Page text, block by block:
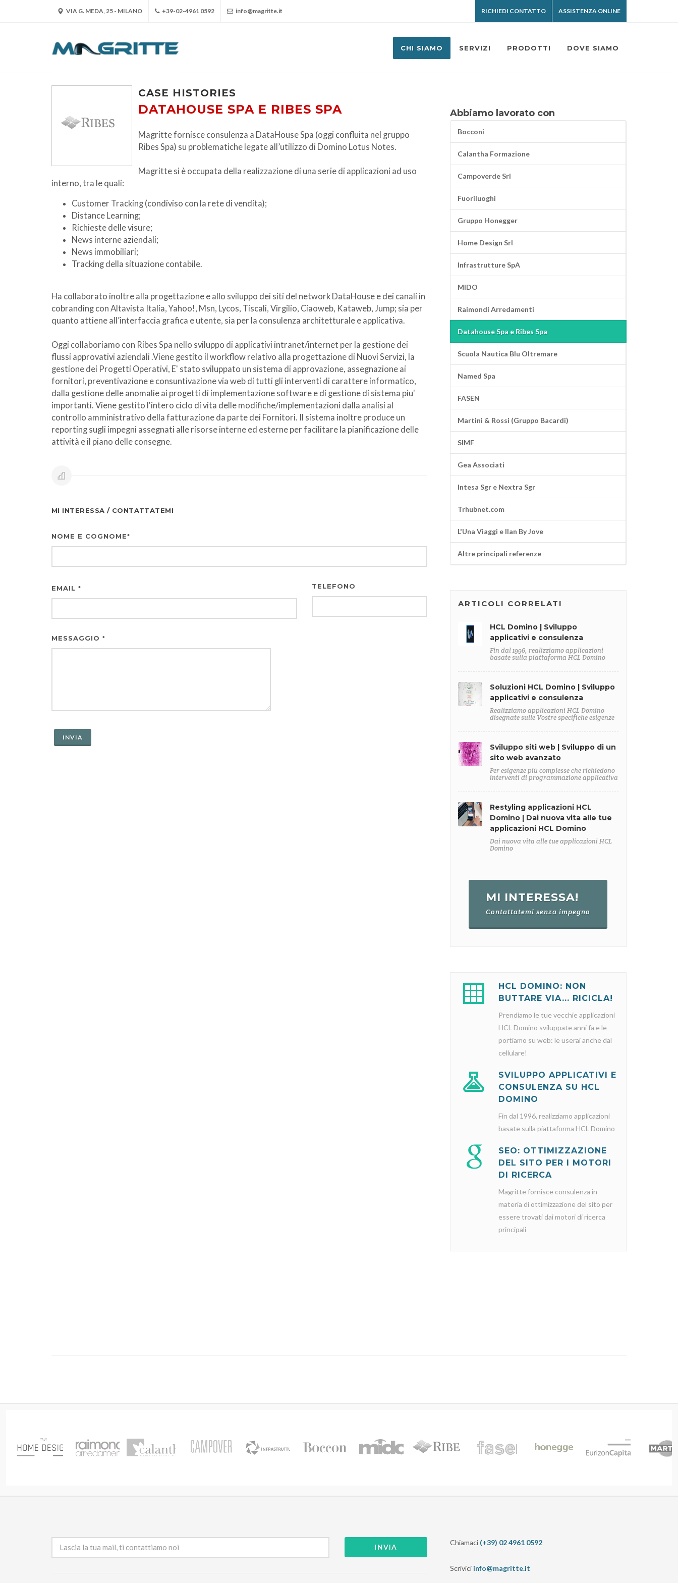
VIA G. MEDA, 25 - MILANO +39-02-4961 0592 info@magritte.it RICHIEDI CONTATTO ASSISTENZA ONLINE
CHI SIAMO SERVIZI PRODOTTI DOVE SIAMO
CASE HISTORIES
DATAHOUSE SPA E RIBES SPA
Magritte fornisce consulenza a DataHouse Spa (oggi confluita nel gruppo
Ribes Spa) su problematiche legate all’utilizzo di Domino Lotus Notes.
Magritte si è occupata della realizzazione di una serie di applicazioni ad uso
interno, tra le quali:
Customer Tracking (condiviso con la rete di vendita);
Distance Learning;
Richieste delle visure;
News interne aziendali;
News immobiliari;
Tracking della situazione contabile.
Ha collaborato inoltre alla progettazione e allo sviluppo dei siti del network DataHouse e dei canali in
cobranding con Altavista Italia, Yahoo!, Msn, Lycos, Tiscali, Virgilio, Ciaoweb, Kataweb, Jump; sia per
quanto attiene all’interfaccia grafica e utente, sia per la consulenza architetturale e applicativa.
Oggi collaboriamo con Ribes Spa nello sviluppo di applicativi intranet/internet per la gestione dei
flussi approvativi aziendali .Viene gestito il workflow relativo alla progettazione di Nuovi Servizi, la
gestione dei Progetti Operativi, E' stato sviluppato un sistema di approvazione, assegnazione ai
fornitori, preventivazione e consuntivazione via web di tutti gli interventi di carattere informatico,
dalla gestione delle anomalie ai progetti di implementazione software e di gestione di sistema piu'
importanti. Viene gestito l'intero ciclo di vita delle modifiche/implementazioni dalla analisi al
controllo amministrativo della fatturazione da parte dei Fornitori. Il sistema inoltre produce un
reporting sugli impegni assegnati alle risorse interne ed esterne per facilitare la pianificazione delle
attività e il piano delle consegne.
MI INTERESSA / CONTATTATEMI
NOME E COGNOME*
EMAIL * TELEFONO
MESSAGGIO *
Abbiamo lavorato con
Bocconi
Calantha Formazione
Campoverde Srl
Fuoriluoghi
Gruppo Honegger
Home Design Srl
Infrastrutture SpA
MIDO
Raimondi Arredamenti
Datahouse Spa e Ribes Spa
Scuola Nautica Blu Oltremare
Named Spa
FASEN
Martini & Rossi (Gruppo Bacardi)
SIMF
Gea Associati
Intesa Sgr e Nextra Sgr
Trhubnet.com
L'Una Viaggi e Ilan By Jove
Altre principali referenze
ARTICOLI CORRELATI
HCL Domino | Sviluppo
applicativi e consulenza
Fin dal 1996, realizziamo applicazioni
basate sulla piattaforma HCL Domino
Soluzioni HCL Domino | Sviluppo
applicativi e consulenza
Realizziamo applicazioni HCL Domino
disegnate sulle Vostre specifiche esigenze
Sviluppo siti web | Sviluppo di un
sito web avanzato
Per esigenze più complesse che richiedono
interventi di programmazione applicativa
Restyling applicazioni HCL
Domino | Dai nuova vita alle tue
applicazioni HCL Domino
Dai nuova vita alle tue applicazioni HCL
Domino
MI INTERESSA!
Contattatemi senza impegno
HCL DOMINO: NON
BUTTARE VIA... RICICLA!
Prendiamo le tue vecchie applicazioni
HCL Domino sviluppate anni fa e le
portiamo su web: le userai anche dal
cellulare!
SVILUPPO APPLICATIVI E
CONSULENZA SU HCL
DOMINO
Fin dal 1996, realizziamo applicazioni
basate sulla piattaforma HCL Domino
SEO: OTTIMIZZAZIONE
DEL SITO PER I MOTORI
DI RICERCA
Magritte fornisce consulenza in
materia di ottimizzazione del sito per
essere trovati dai motori di ricerca
principali
INVIA
Chiamaci (+39) 02 4961 0592
Scrivici info@magritte.it